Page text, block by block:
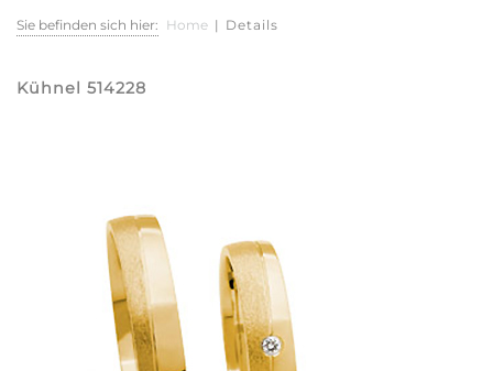
Sie befinden sich hier: Home | Details
Kühnel 514228